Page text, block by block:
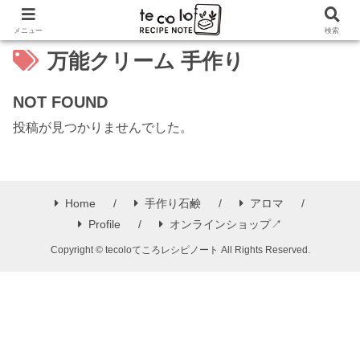
万能クリーム 手作り
NOT FOUND
投稿が見つかりませんでした。
Home 手作り石鹸
アロマ
Profile
オンラインショップ↗
Copyright © tecoloてころレシピノート All Rights Reserved.
メニュー 検索